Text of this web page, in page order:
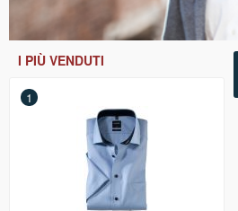
I PIÙ VENDUTI
1